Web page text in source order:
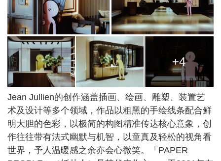
+4
Jean Jullien的创作涵盖插画、绘画、雕塑、装置艺
术及设计等多个领域，作品以粗黑的手绘线条配合鲜
明大胆的色彩，以极简的构图精准传达核心意象，创
作往往带有法式幽默与机智，以童真及轻松的视角看
世界，予人温暖感之余亦会心微笑。「PAPER